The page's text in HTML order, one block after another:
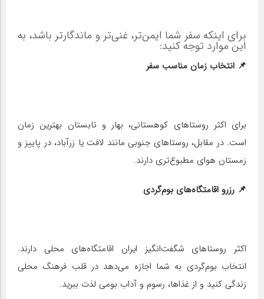
برای اینکه سفر شما ایمن‌تر، غنی‌تر و ماندگارتر باشد، به
این موارد توجه کنید:
📌 انتخاب زمان مناسب سفر
برای اکثر روستاهای کوهستانی، بهار و تابستان بهترین زمان
است. در مقابل، روستاهای جنوبی مانند لافت یا زرآباد، در پاییز و
زمستان هوای مطبوع‌تری دارند.
📌 رزرو اقامتگاه‌های بوم‌گردی
اکثر روستاهای شگفت‌انگیز ایران اقامتگاه‌های محلی دارند.
انتخاب بوم‌گردی به شما اجازه می‌دهد در قلب فرهنگ محلی
زندگی کنید و از غذاها، رسوم و آداب بومی لذت ببرید.